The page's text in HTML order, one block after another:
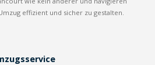
effizient und sicher zu gestalten.